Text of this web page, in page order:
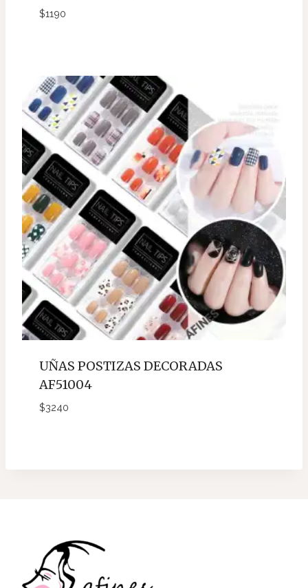
$1190
UÑAS POSTIZAS DECORADAS
AF51004
$3240